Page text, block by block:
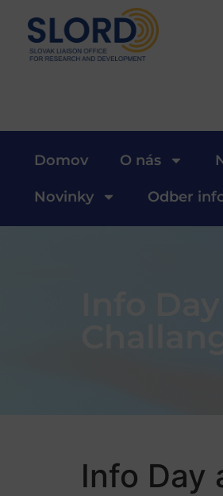
Domov O nás
Novinky Odber
Info
Info Day